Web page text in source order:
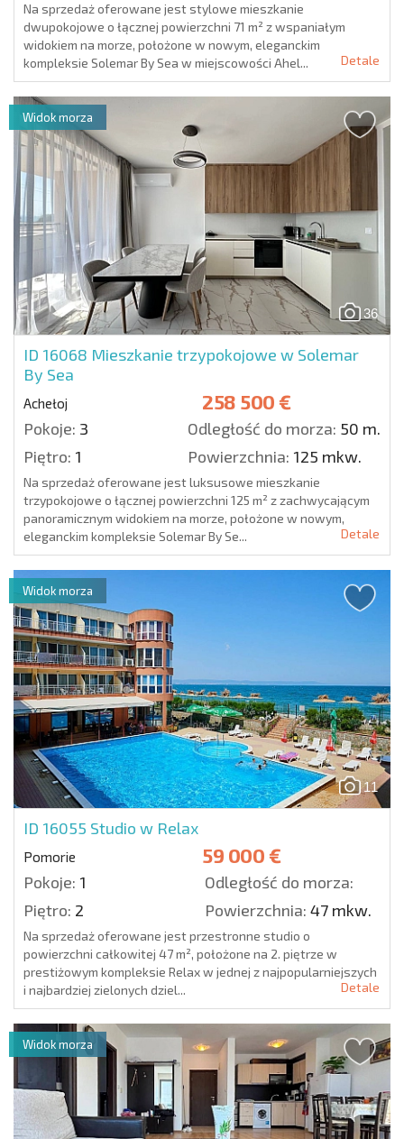
Na sprzedaż oferowane jest stylowe mieszkanie
dwupokojowe o łącznej powierzchni 71 m² z wspaniałym
widokiem na morze, położone w nowym, eleganckim
kompleksie Solemar By Sea w miejscowości Ahel...
Detale
36
ID 16068 Mieszkanie trzypokojowe w Solemar
By Sea
Achełoj 258 500 €
Pokoje: 3 Odległość do morza: 50 m.
Piętro: 1 Powierzchnia: 125 mkw.
Widok morza
Na sprzedaż oferowane jest luksusowe mieszkanie
trzypokojowe o łącznej powierzchni 125 m² z zachwycającym
panoramicznym widokiem na morze, położone w nowym,
eleganckim kompleksie Solemar By Se...
Detale
11
ID 16055 Studio w Relax
Pomorie 59 000 €
Pokoje: 1
Odległość do morza:
Piętro: 2 Powierzchnia: 47 mkw.
Widok morza
Na sprzedaż oferowane jest przestronne studio o
powierzchni całkowitej 47 m², położone na 2. piętrze w
prestiżowym kompleksie Relax w jednej z najpopularniejszych
i najbardziej zielonych dziel...
Detale
Widok morza